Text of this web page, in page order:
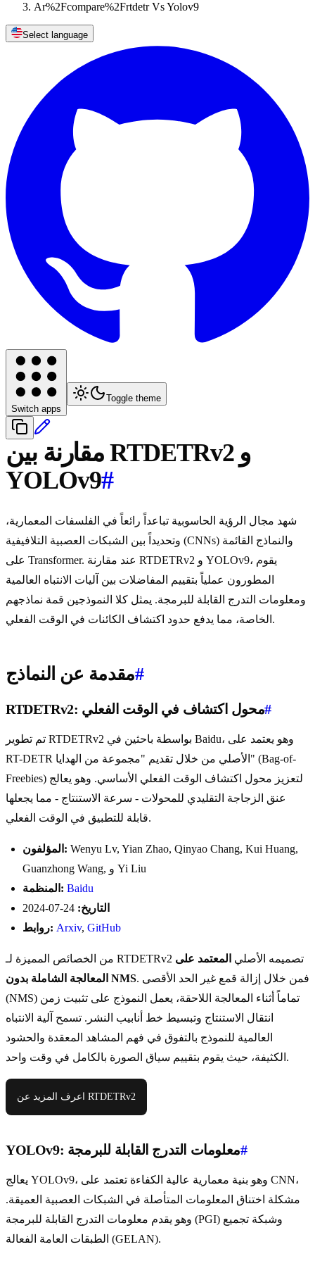
Ar%2Fcompare%2Frtdetr Vs Yolov9
Select language
Switch apps
Toggle theme
مقارنة بين RTDETRv2 و
YOLOv9#
شهد مجال الرؤية الحاسوبية تباعداً رائعاً في الفلسفات المعمارية،
وتحديداً بين الشبكات العصبية التلافيفية (CNNs) والنماذج القائمة
على Transformer. عند مقارنة RTDETRv2 و YOLOv9، يقوم
المطورون عملياً بتقييم المفاضلات بين آليات الانتباه العالمية
ومعلومات التدرج القابلة للبرمجة. يمثل كلا النموذجين قمة نماذجهم
الخاصة، مما يدفع حدود اكتشاف الكائنات في الوقت الفعلي.
مقدمة عن النماذج#
RTDETRv2: محول اكتشاف في الوقت الفعلي#
تم تطوير RTDETRv2 بواسطة باحثين في Baidu، وهو يعتمد على
RT-DETR الأصلي من خلال تقديم "مجموعة من الهدايا" (Bag-of-
Freebies) لتعزيز محول اكتشاف الوقت الفعلي الأساسي. وهو يعالج
عنق الزجاجة التقليدي للمحولات - سرعة الاستنتاج - مما يجعلها
قابلة للتطبيق في الوقت الفعلي.
المؤلفون: Wenyu Lv, Yian Zhao, Qinyao Chang, Kui Huang,
Guanzhong Wang, و Yi Liu
المنظمة: Baidu
التاريخ:
روابط: Arxiv, GitHub
من الخصائص المميزة لـ RTDETRv2 تصميمه الأصلي المعتمد على
المعالجة الشاملة بدون NMS. فمن خلال إزالة قمع غير الحد الأقصى
(NMS) تماماً أثناء المعالجة اللاحقة، يعمل النموذج على تثبيت زمن
انتقال الاستنتاج وتبسيط خط أنابيب النشر. تسمح آلية الانتباه
العالمية للنموذج بالتفوق في فهم المشاهد المعقدة والحشود
الكثيفة، حيث يقوم بتقييم سياق الصورة بالكامل في وقت واحد.
اعرف المزيد عن RTDETRv2
YOLOv9: معلومات التدرج القابلة للبرمجة#
يعالج YOLOv9، وهو بنية معمارية عالية الكفاءة تعتمد على CNN،
مشكلة اختناق المعلومات المتأصلة في الشبكات العصبية العميقة.
وهو يقدم معلومات التدرج القابلة للبرمجة (PGI) وشبكة تجميع
الطبقات العامة الفعالة (GELAN).